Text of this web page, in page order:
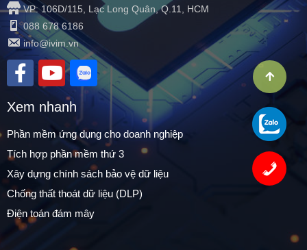
VP: 106D/115, Lạc Long Quân, Q.11, HCM
088 678 6186
info@ivim.vn
Xem nhanh
Phần mềm ứng dụng cho doanh nghiệp
Tích hợp phần mềm thứ 3
Xây dựng chính sách bảo vệ dữ liệu
Chống thất thoát dữ liệu (DLP)
Điện toán đám mây